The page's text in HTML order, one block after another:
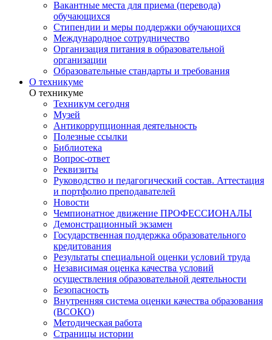
Вакантные места для приема (перевода)
обучающихся
Стипендии и меры поддержки обучающихся
Международное сотрудничество
Организация питания в образовательной
организации
Образовательные стандарты и требования
О техникуме
О техникуме
Техникум сегодня
Музей
Антикоррупционная деятельность
Полезные ссылки
Библиотека
Вопрос-ответ
Реквизиты
Руководство и педагогический состав. Аттестация
и портфолио преподавателей
Новости
Чемпионатное движение ПРОФЕССИОНАЛЫ
Демонстрационный экзамен
Государственная поддержка образовательного
кредитования
Результаты специальной оценки условий труда
Независимая оценка качества условий
осуществления образовательной деятельности
Безопасность
Внутренняя система оценки качества образования
(ВСОКО)
Методическая работа
Страницы истории